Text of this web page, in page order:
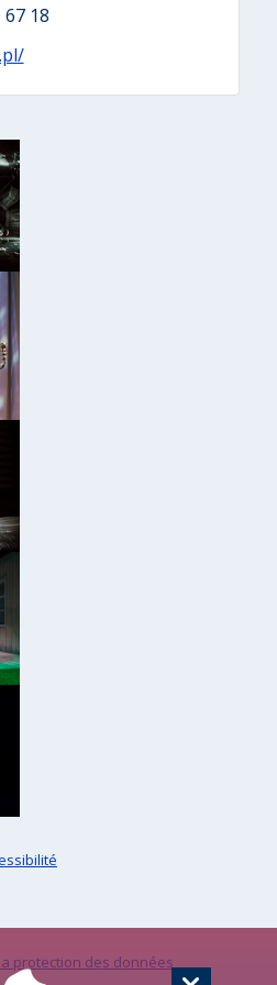
18
protection des données